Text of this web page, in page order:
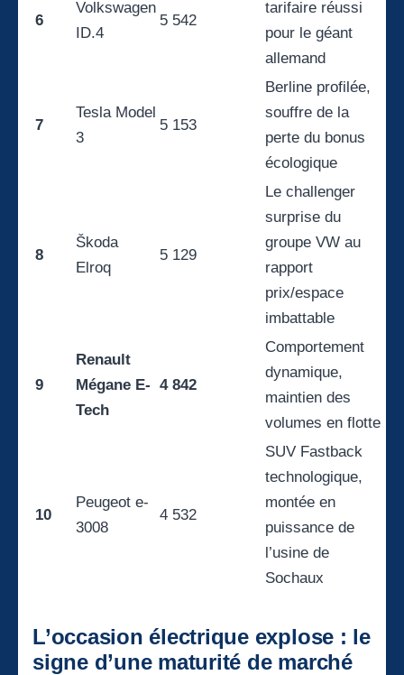
6
Volkswagen
ID.4
5 542
tarifaire réussi
pour le géant
allemand
7
Tesla Model
3
5 153
Berline profilée,
souffre de la
perte du bonus
écologique
8
Škoda
Elroq
5 129
Le challenger
surprise du
groupe VW au
rapport
prix/espace
imbattable
9
Renault
Mégane E-
Tech
4 842
Comportement
dynamique,
maintien des
volumes en flotte
10
Peugeot e-
3008
4 532
SUV Fastback
technologique,
montée en
puissance de
l’usine de
Sochaux
L’occasion électrique explose : le
signe d’une maturité de marché